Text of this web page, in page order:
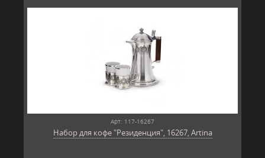
Арт: 117-16267
Набор для кофе "Резиденция", 16267, Artina